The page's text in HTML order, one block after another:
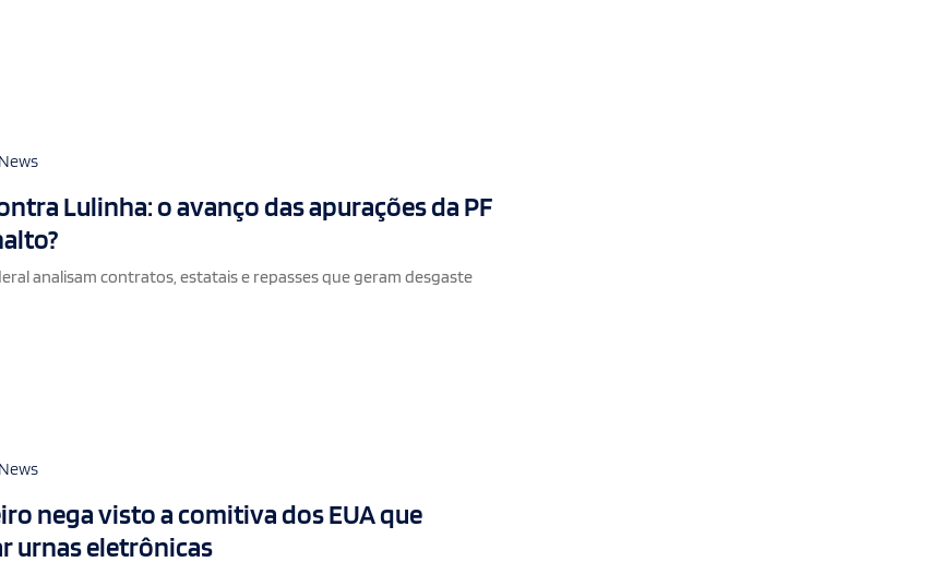
Lulinha: o avanço das apurações da PF
analisam contratos, estatais e repasses que geram desgaste
nega visto a comitiva dos EUA que
urnas eletrônicas